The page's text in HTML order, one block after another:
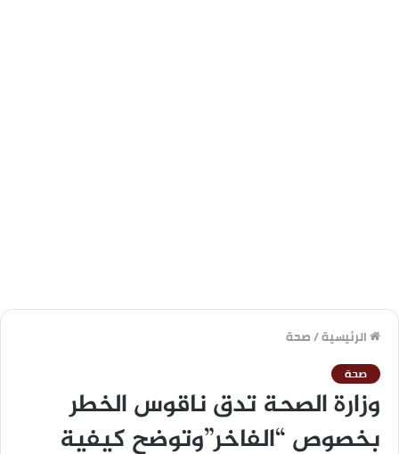
الرئيسية/صحة
صحة
وزارة الصحة تدق ناقوس الخطر
بخصوص “الفاخر”وتوضح كيفية